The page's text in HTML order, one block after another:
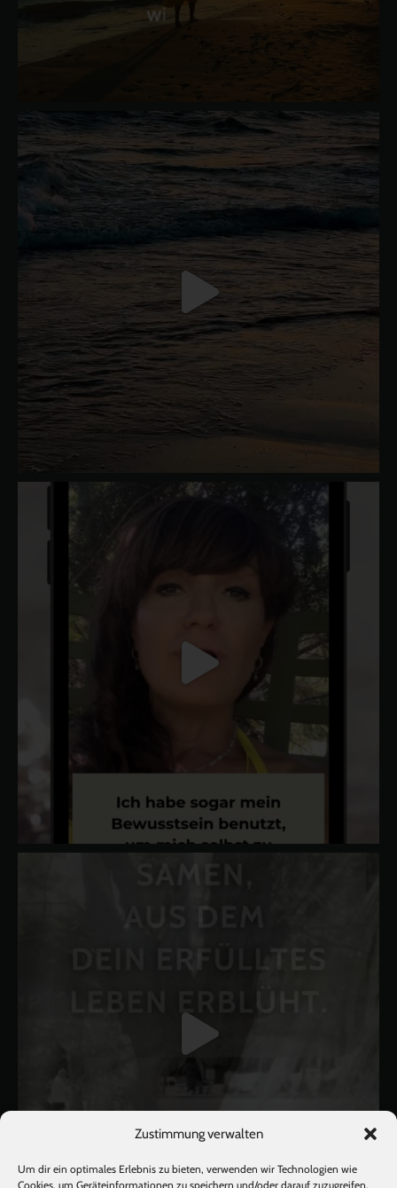
Zustimmung verwalten
Um dir ein optimales Erlebnis zu bieten, verwenden wir Technologien wie
Cookies, um Geräteinformationen zu speichern und/oder darauf zuzugreifen.